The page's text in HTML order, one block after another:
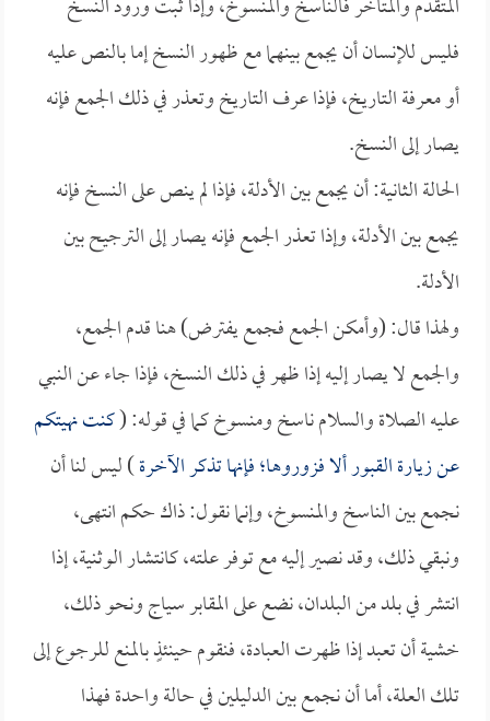
فليس للإنسان أن يجمع بينهما مع ظهور النسخ إما بالنص عليه
أو معرفة التاريخ، فإذا عرف التاريخ وتعذر في ذلك الجمع فإنه
يصار إلى النسخ.
الحالة الثانية: أن يجمع بين الأدلة، فإذا لم ينص على النسخ فإنه
يجمع بين الأدلة، وإذا تعذر الجمع فإنه يصار إلى الترجيح بين
الأدلة.
ولهذا قال: (وأمكن الجمع فجمع يفترض) هنا قدم الجمع،
والجمع لا يصار إليه إذا ظهر في ذلك النسخ، فإذا جاء عن النبي
عليه الصلاة والسلام ناسخ ومنسوخ كما في قوله: (كنت نهيتكم
عن زيارة القبور ألا فزوروها؛ فإنها تذكر الآخرة) ليس لنا أن
نجمع بين الناسخ والمنسوخ، وإنما نقول: ذاك حكم انتهى،
ونبقي ذلك، وقد نصير إليه مع توفر علته، كانتشار الوثنية، إذا
انتشر في بلد من البلدان، نضع على المقابر سياج ونحو ذلك،
خشية أن تعبد إذا ظهرت العبادة، فنقوم حينئذٍ بالمنع للرجوع إلى
تلك العلة، أما أن نجمع بين الدليلين في حالة واحدة فهذا